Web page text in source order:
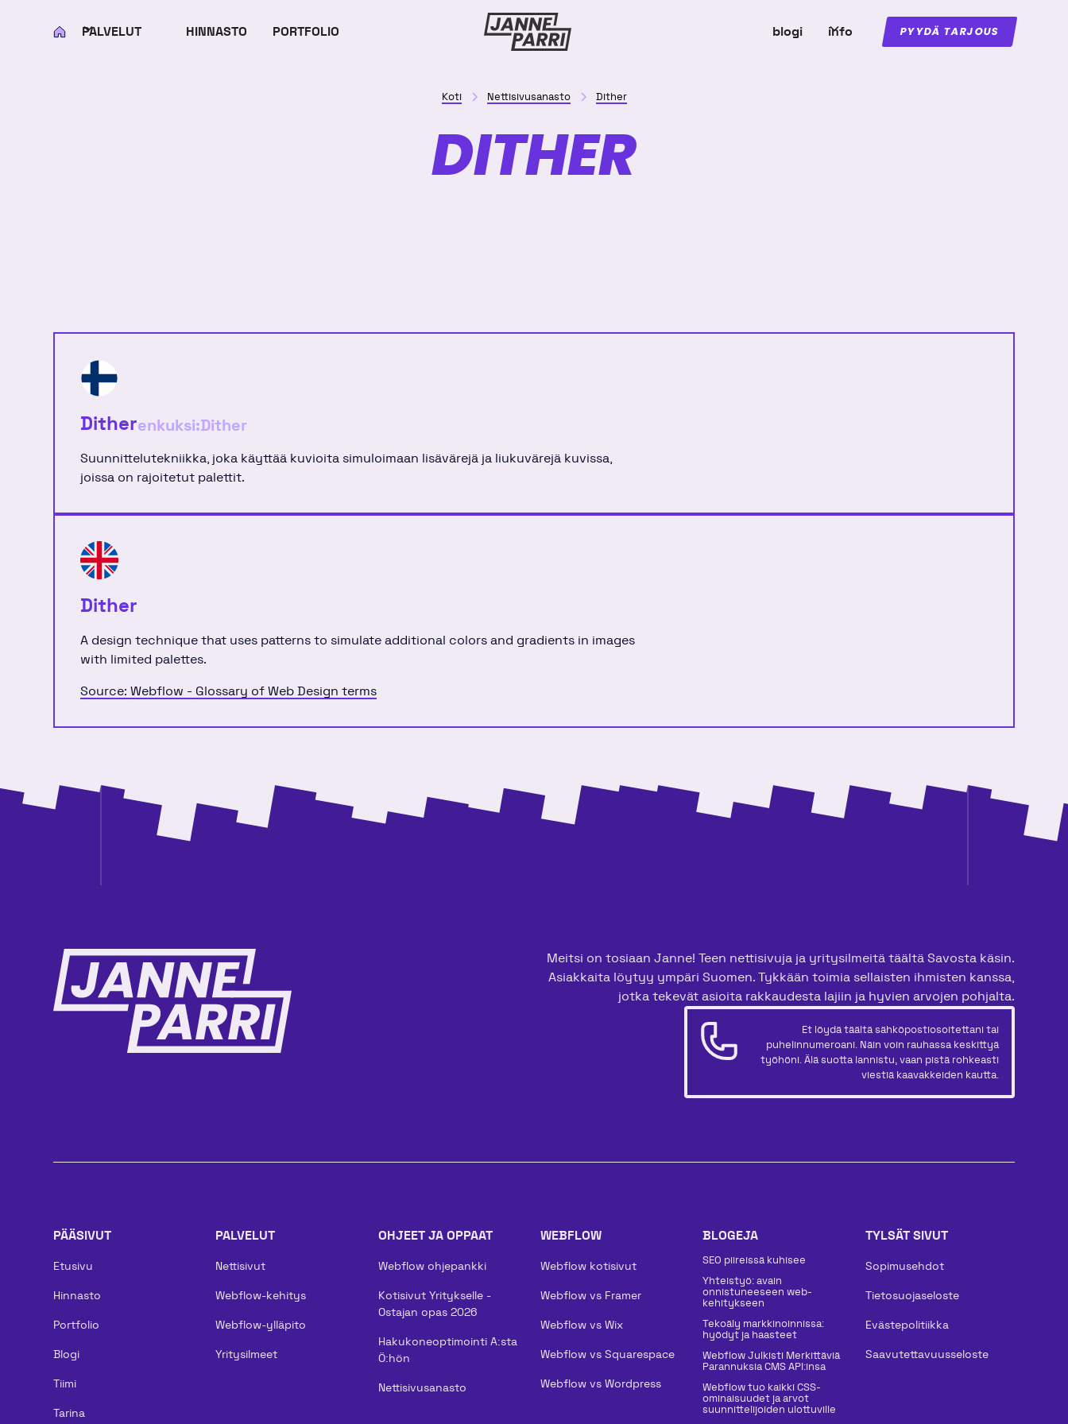
PALVELUT HINNASTO
PORTFOLIO
blogi info PYYDÄ TARJOUS
Koti Nettisivusanasto Dither
DITHER
Ditherenkuksi:Dither
Suunnittelutekniikka, joka käyttää kuvioita simuloimaan lisävärejä ja liukuvärejä kuvissa,
joissa on rajoitetut palettit.
Dither
A design technique that uses patterns to simulate additional colors and gradients in images
with limited palettes.
Source: Webflow - Glossary of Web Design terms
Meitsi on tosiaan Janne! Teen nettisivuja ja yritysilmeitä täältä Savosta käsin.
Asiakkaita löytyy ympäri Suomen. Tykkään toimia sellaisten ihmisten kanssa,
jotka tekevät asioita rakkaudesta lajiin ja hyvien arvojen pohjalta.
Et löydä täältä sähköpostiosoitettani tai
puhelinnumeroani. Näin voin rauhassa keskittyä
työhöni. Älä suotta lannistu, vaan pistä rohkeasti
viestiä kaavakkeiden kautta.
PÄÄSIVUT
Etusivu
Hinnasto
Portfolio
Blogi
Tiimi
Tarina
PALVELUT
Nettisivut
Webflow-kehitys
Webflow-ylläpito
Yritysilmeet
OHJEET JA OPPAAT
Webflow ohjepankki
Kotisivut Yritykselle -
Ostajan opas 2026
Hakukoneoptimointi A:sta
Ö:hön
Nettisivusanasto
WEBFLOW
Webflow kotisivut
Webflow vs Framer
Webflow vs Wix
Webflow vs Squarespace
Webflow vs Wordpress
BLOGEJA
SEO piireissä kuhisee
Yhteistyö: avain
onnistuneeseen web-
kehitykseen
Tekoäly markkinoinnissa:
hyödyt ja haasteet
Webflow Julkisti Merkittäviä
Parannuksia CMS API:insa
Webflow tuo kaikki CSS-
ominaisuudet ja arvot
suunnittelijoiden ulottuville
TYLSÄT SIVUT
Sopimusehdot
Tietosuojaseloste
Evästepolitiikka
Saavutettavuusseloste